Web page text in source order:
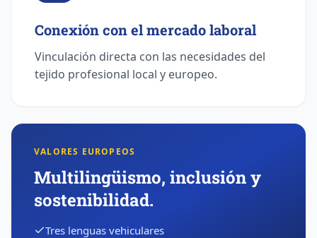
Conexión con el mercado laboral
Vinculación directa con las necesidades del
tejido profesional local y europeo.
VALORES EUROPEOS
Multilingüismo, inclusión y
sostenibilidad.
Tres lenguas vehiculares